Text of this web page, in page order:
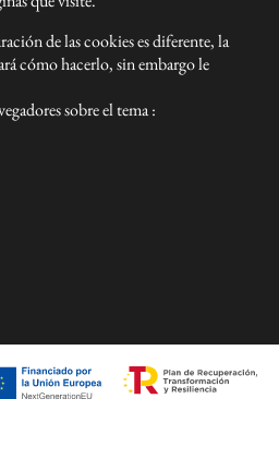
de las cookies es diferente, la
cómo hacerlo, sin embargo le
sobre el tema :